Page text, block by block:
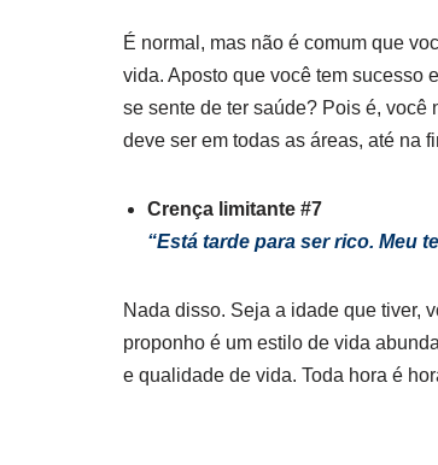
É normal, mas não é comum que
vida. Aposto que você tem sucesso
se sente de ter saúde? Pois é, você
deve ser em todas as áreas, até na
Crença limitante #7
“Está tarde para ser rico. Meu
Nada disso. Seja a idade que tiver,
proponho é um estilo de vida
e qualidade de vida. Toda hora é